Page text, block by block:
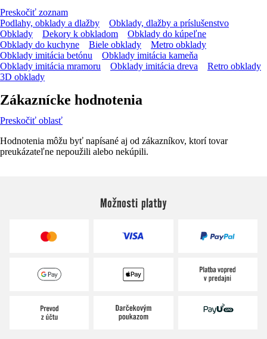
Preskočiť zoznam
Podlahy, obklady a dlažby
Obklady, dlažby a príslušenstvo
Obklady
Dekory k obkladom
Obklady do kúpeľne
Obklady do kuchyne
Biele obklady
Metro obklady
Obklady imitácia betónu
Obklady imitácia kameňa
Obklady imitácia mramoru
Obklady imitácia dreva
Retro obklady
3D obklady
Zákaznícke hodnotenia
Preskočiť oblasť
Hodnotenia môžu byť napísané aj od zákazníkov, ktorí tovar
preukázateľne nepoužili alebo nekúpili.
Možnosti platby